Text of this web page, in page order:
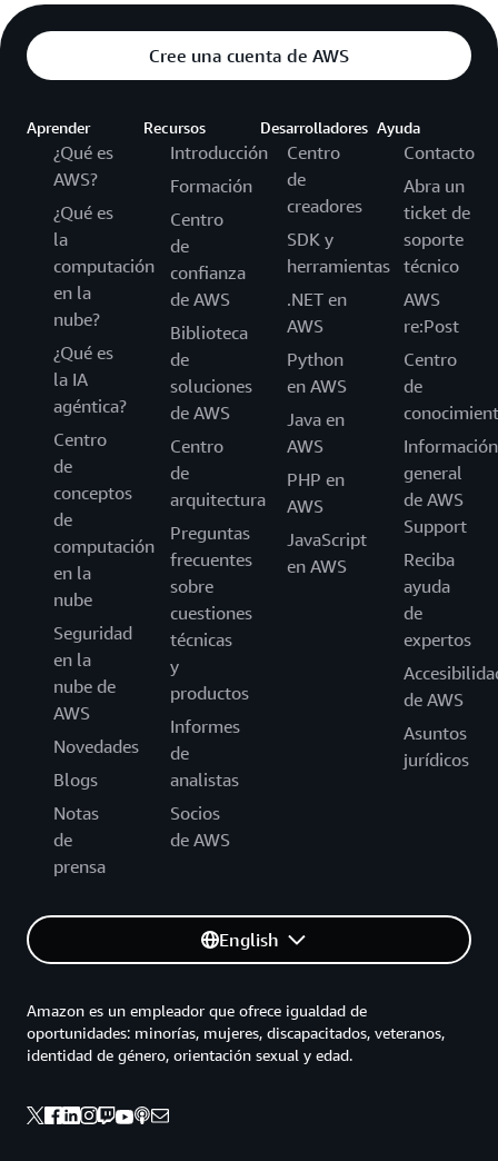
Cree una cuenta de AWS
Aprender
¿Qué es
AWS?
¿Qué es
la
computación
en la
nube?
¿Qué es
la IA
agéntica?
Centro
de
conceptos
de
computación
en la
nube
Seguridad
en la
nube de
AWS
Novedades
Blogs
Notas
de
prensa
Recursos
Introducción
Formación
Centro
de
confianza
de AWS
Biblioteca
de
soluciones
de AWS
Centro
de
arquitectura
Preguntas
frecuentes
sobre
cuestiones
técnicas
y
productos
Informes
de
analistas
Socios
de AWS
Desarrolladores
Centro
de
creadores
SDK y
herramientas
.NET en
AWS
Python
en AWS
Java en
AWS
PHP en
AWS
JavaScript
en AWS
Ayuda
Contacto
Abra un
ticket de
soporte
técnico
AWS
re:Post
Centro
de
Información
general
de AWS
Support
Reciba
ayuda
de
expertos
de AWS
Asuntos
jurídicos
English
Amazon es un empleador que ofrece igualdad de
oportunidades: minorías, mujeres, discapacitados, veteranos,
identidad de género, orientación sexual y edad.